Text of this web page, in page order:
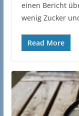
einen Bericht
wenig Zucker
Read More